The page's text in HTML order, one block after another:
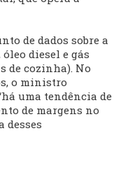
de dados sobre a
diesel e gás
de cozinha). No
o ministro
uma tendência de
de margens no
desses